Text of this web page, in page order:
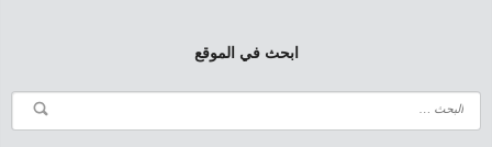
ابحث في الموقع